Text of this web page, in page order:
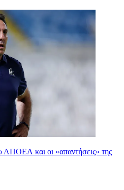
και οι «απαντήσεις» της